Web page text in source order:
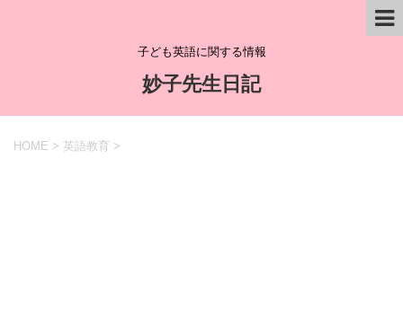
子ども英語に関する情報
妙子先生日記
HOME > 英語教育 >